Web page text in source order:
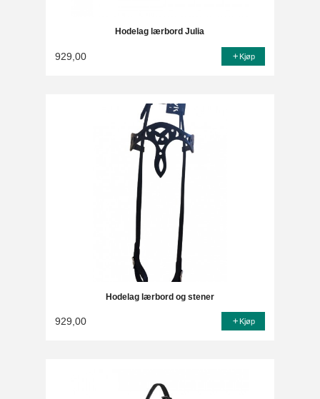
Hodelag lærbord Julia
929,00 Kjøp
Hodelag lærbord og stener
929,00 Kjøp